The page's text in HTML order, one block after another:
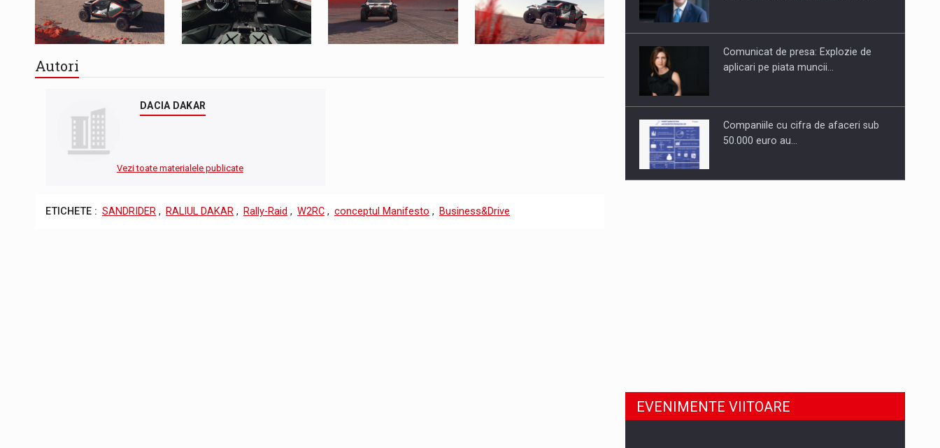
Autori
DACIA DAKAR
Vezi toate materialele publicate
ETICHETE : SANDRIDER , RALIUL DAKAR , Rally-Raid , W2RC , conceptul Manifesto , Business&Drive
Comunicat de presa: Explozie de
aplicari pe piata muncii…
Companiile cu cifra de afaceri sub
50.000 euro au…
EVENIMENTE VIITOARE